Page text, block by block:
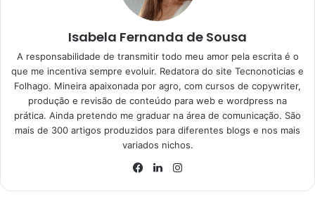
de forma rápida e eficaz
Como limpar geladeira de inox
escovado?
O inox é um material que não pode entrar em contato com
apenas com panos e esponjas macias. Além disso, o
básico para limpar partes mais sujas é usando o
Isabela Fernanda de Sousa
A responsabilidade de transmitir todo meu amor pela escrita é o
que me incentiva sempre evoluir. Redatora do site Tecnonoticias e
Folhago. Mineira apaixonada por agro, com cursos de copywriter,
produção e revisão de conteúdo para web e wordpress na
prática. Ainda pretendo me graduar na área de comunicação. São
mais de 300 artigos produzidos para diferentes blogs e nos mais
variados nichos.